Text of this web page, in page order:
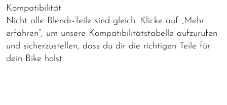
Kompatibilität
Nicht alle Blendr-Teile sind gleich. Klicke auf „Mehr
erfahren“, um unsere Kompatibilitätstabelle aufzurufen
und sicherzustellen, dass du dir die richtigen Teile für
dein Bike holst.